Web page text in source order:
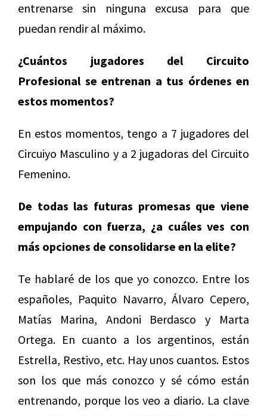
entrenarse sin ninguna excusa para que
puedan rendir al máximo.
¿Cuántos jugadores del Circuito
Profesional se entrenan a tus órdenes en
estos momentos?
En estos momentos, tengo a 7 jugadores del
Circuiyo Masculino y a 2 jugadoras del Circuito
Femenino.
De todas las futuras promesas que viene
empujando con fuerza, ¿a cuáles ves con
más opciones de consolidarse en la elite?
Te hablaré de los que yo conozco. Entre los
españoles, Paquito Navarro, Álvaro Cepero,
Matías Marina, Andoni Berdasco y Marta
Ortega. En cuanto a los argentinos, están
Estrella, Restivo, etc. Hay unos cuantos. Estos
son los que más conozco y sé cómo están
entrenando, porque los veo a diario. La clave